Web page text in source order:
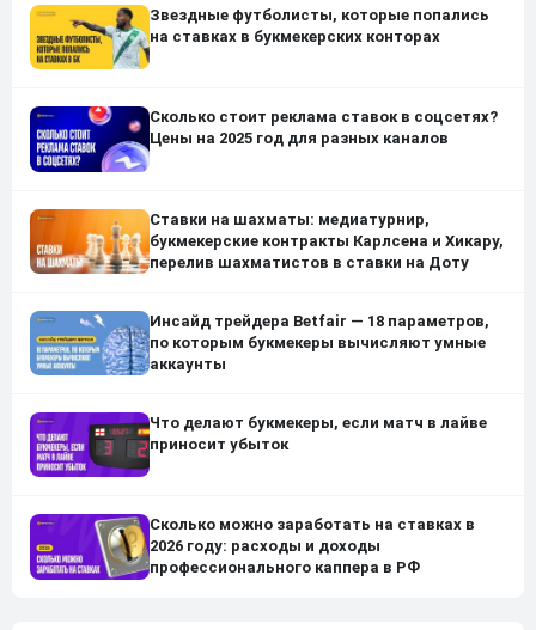
Звездные футболисты, которые попались
на ставках в букмекерских конторах
Сколько стоит реклама ставок в соцсетях?
Цены на 2025 год для разных каналов
Ставки на шахматы: медиатурнир,
букмекерские контракты Карлсена и Хикару,
перелив шахматистов в ставки на Доту
Инсайд трейдера Betfair — 18 параметров,
по которым букмекеры вычисляют умные
аккаунты
Что делают букмекеры, если матч в лайве
приносит убыток
Сколько можно заработать на ставках в
2026 году: расходы и доходы
профессионального каппера в РФ